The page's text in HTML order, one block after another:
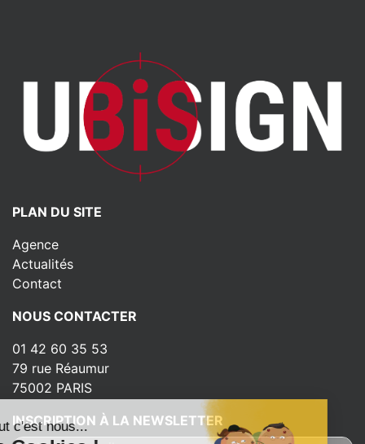
PLAN DU SITE
Agence
Actualités
Contact
NOUS CONTACTER
01 42 60 35 53
79 rue Réaumur
75002 PARIS
INSCRIPTION À LA NEWSLETTER
Salut c'est nous...